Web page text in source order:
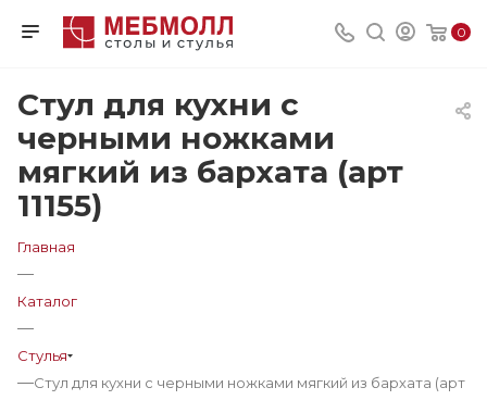
0
Стул для кухни с
черными ножками
мягкий из бархата (арт
11155)
Главная
—
Каталог
—
Стулья
—Стул для кухни с черными ножками мягкий из бархата (арт